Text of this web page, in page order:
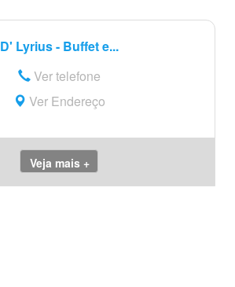
D' Lyrius - Buffet e...
Ver telefone
Ver Endereço
Veja mais +